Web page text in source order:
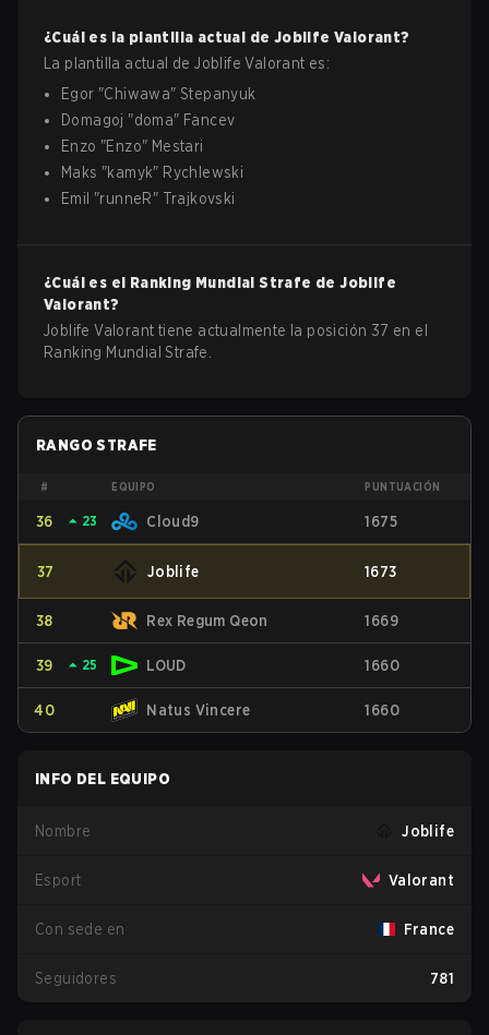
¿Cuál es la plantilla actual de Joblife Valorant?
La plantilla actual deJoblife Valorant es:
Egor "Chiwawa"Stepanyuk
Domagoj "doma" Fancev
Enzo "Enzo" Mestari
Maks "kamyk" Rychlewski
Emil "runneR" Trajkovski
¿Cuál es el Ranking Mundial Strafe deJoblife
Valorant?
Joblife Valorant tiene actualmente la posición 37 en el
Ranking Mundial Strafe.
RANGO STRAFE
# EQUIPO PUNTUACIÓN
36 ⏶ 23 Cloud9 1675
37 Joblife 1673
38 Rex Regum Qeon 1669
39 ⏶ 25 LOUD 1660
40 Natus Vincere 1660
INFO DEL EQUIPO
Nombre Joblife
Esport Valorant
Con sede en France
Seguidores 781